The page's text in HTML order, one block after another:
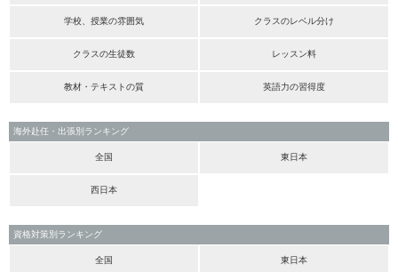
学校、授業の雰囲気 クラスのレベル分け
クラスの生徒数 レッスン料
教材・テキストの質 英語力の習得度
海外赴任・出張別ランキング
全国 東日本
西日本
資格対策別ランキング
全国 東日本